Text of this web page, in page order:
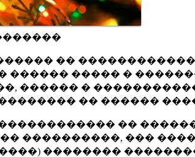
��
����� �
������ �
�� ������
��
����������, ���
��������